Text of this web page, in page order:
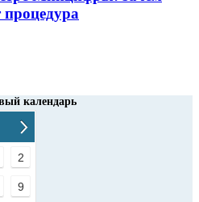
календарь
2
9